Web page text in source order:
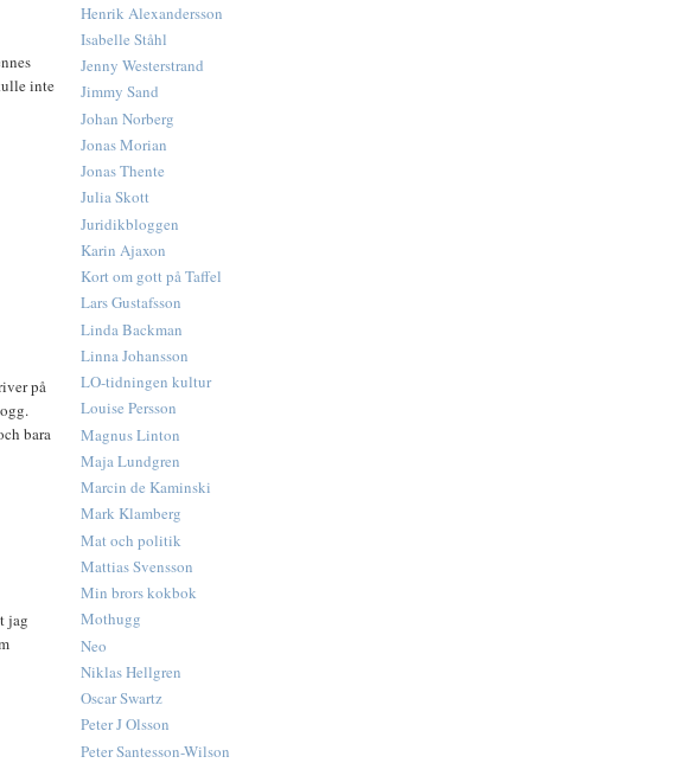
inte
på
bara
jag
Henrik Alexandersson
Isabelle Ståhl
Jenny Westerstrand
Jimmy Sand
Johan Norberg
Jonas Morian
Jonas Thente
Julia Skott
Juridikbloggen
Karin Ajaxon
Kort om gott på Taffel
Lars Gustafsson
Linda Backman
Linna Johansson
LO-tidningen kultur
Louise Persson
Magnus Linton
Maja Lundgren
Marcin de Kaminski
Mark Klamberg
Mat och politik
Mattias Svensson
Min brors kokbok
Mothugg
Neo
Niklas Hellgren
Oscar Swartz
Peter J Olsson
Peter Santesson-Wilson